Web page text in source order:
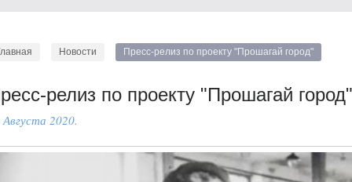
Новости Пресс-релиз по проекту "Прошагай город"
релиз по проекту "Прошагай город"
2020.